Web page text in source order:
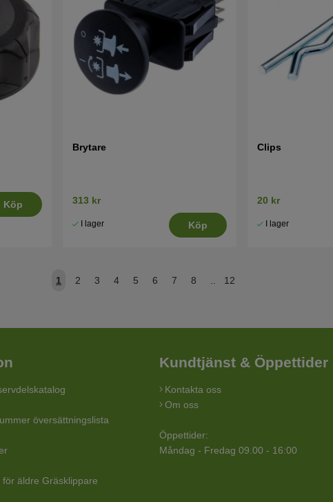
Köp
Brytare
313 kr
I lager Köp
Clips
20 kr
I lager
1 2 3 4 5 6 7 8 .. 12
översättningslista
för äldre Gräsklippare
Kundtjänst & Öppettider
Kontakta oss
Om oss
Öppettider:
Måndag - Fredag 09.00 - 16:00